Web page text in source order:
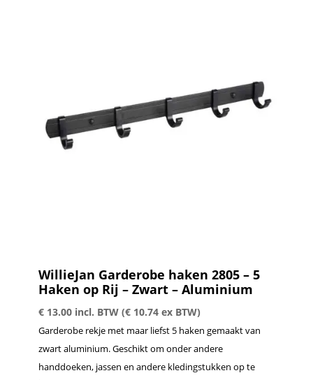
WillieJan Garderobe haken 2805 – 5
Haken op Rij – Zwart – Aluminium
€13.00 incl. BTW (€10.74ex BTW)
Garderobe rekje met maar liefst 5 haken gemaakt van
zwart aluminium. Geschikt om onder andere
handdoeken, jassen en andere kledingstukken op te